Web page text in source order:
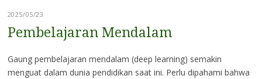
2025/05/23
Pembelajaran Mendalam
Gaung pembelajaran mendalam (deep learning) semakin
menguat dalam dunia pendidikan saat ini. Perlu dipahami bahwa